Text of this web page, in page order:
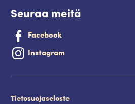
Seuraa meitä
Facebook
Instagram
Tietosuojaseloste